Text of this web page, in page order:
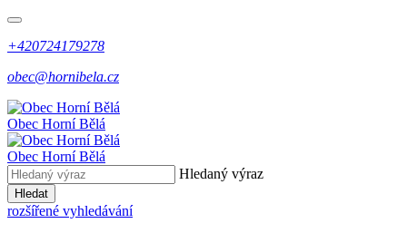
+420724179278
obec@hornibela.cz
Obec HorníBělá
Obec HorníBělá
Hledaný výraz
Hledat
rozšířené vyhledávání